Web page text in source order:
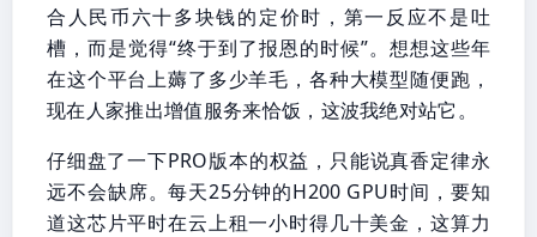
合人民币六十多块钱的定价时，第一反应不是吐
槽，而是觉得“终于到了报恩的时候”。想想这些年
在这个平台上薅了多少羊毛，各种大模型随便跑，
现在人家推出增值服务来恰饭，这波我绝对站它。
仔细盘了一下PRO版本的权益，只能说真香定律永
远不会缺席。每天25分钟的H200 GPU时间，要知
道这芯片平时在云上租一小时得几十美金，这算力